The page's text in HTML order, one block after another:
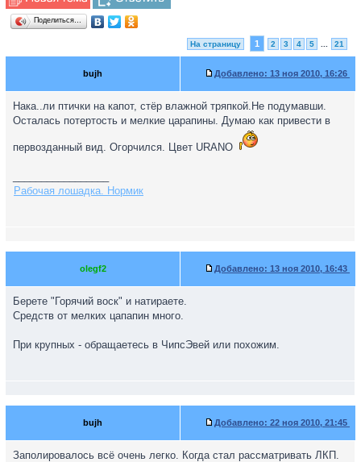
Поделиться…
На страницу 1 2 3 4 5 21
bujh Добавлено: 13 ноя 2010, 16:26
Нака..ли птички на капот, стёр влажной тряпкой.Не подумавши.
Осталась потертость и мелкие царапины. Думаю как привести в
первозданный вид. Огорчился. Цвет URANO
Рабочая лошадка. Нормик
olegf2 Добавлено: 13 ноя 2010, 16:43
Берете "Горячий воск" и натираете.
Средств от мелких цапапин много.
При крупных - обращаетесь в ЧипсЭвей или похожим.
bujh Добавлено: 22 ноя 2010, 21:45
Заполировалось всё очень легко. Когда стал рассматривать ЛКП.